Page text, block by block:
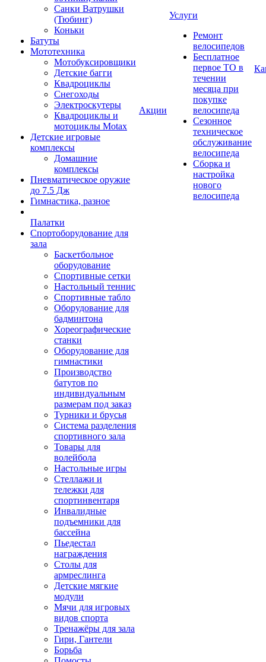
Санки Ватрушки
(Тюбинг)
Коньки
Батуты
Мототехника
Мотобуксировщики
Детские багги
Квадроциклы
Снегоходы
Электроскутеры
Квадроциклы и
мотоциклы Motax
Детские игровые
комплексы
Домашние
комплексы
Пневматическое оружие
до 7.5 Дж
Гимнастика, разное
Палатки
Спортоборудование для
зала
Баскетбольное
оборудование
Спортивные сетки
Настольный теннис
Спортивные табло
Оборудование для
бадминтона
Хореографические
станки
Оборудование для
гимнастики
Производство
батутов по
индивидуальным
размерам под заказ
Турники и брусья
Система разделения
спортивного зала
Товары для
волейбола
Настольные игры
Стеллажи и
тележки для
спортинвентаря
Инвалидные
подъемники для
бассейна
Пьедестал
награждения
Столы для
армреслинга
Детские мягкие
модули
Мячи для игровых
видов спорта
Тренажёры для зала
Гири, Гантели
Борьба
Акции
Услуги
Ремонт
велосипедов
Бесплатное
первое ТО в
течении
месяца при
покупке
велосипеда
Сезонное
техническое
обслуживание
велосипеда
Сборка и
настройка
нового
велосипеда